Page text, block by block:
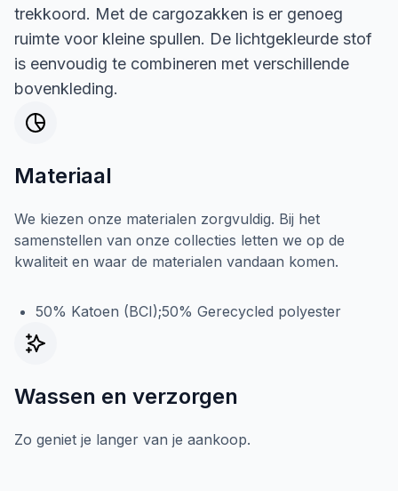
trekkoord. Met de cargozakken is er genoeg
ruimte voor kleine spullen. De lichtgekleurde stof
is eenvoudig te combineren met verschillende
bovenkleding.
Materiaal
We kiezen onze materialen zorgvuldig. Bij het
samenstellen van onze collecties letten we op de
kwaliteit en waar de materialen vandaan komen.
50% Katoen (BCI);50% Gerecycled polyester
Wassen en verzorgen
Zo geniet je langer van je aankoop.